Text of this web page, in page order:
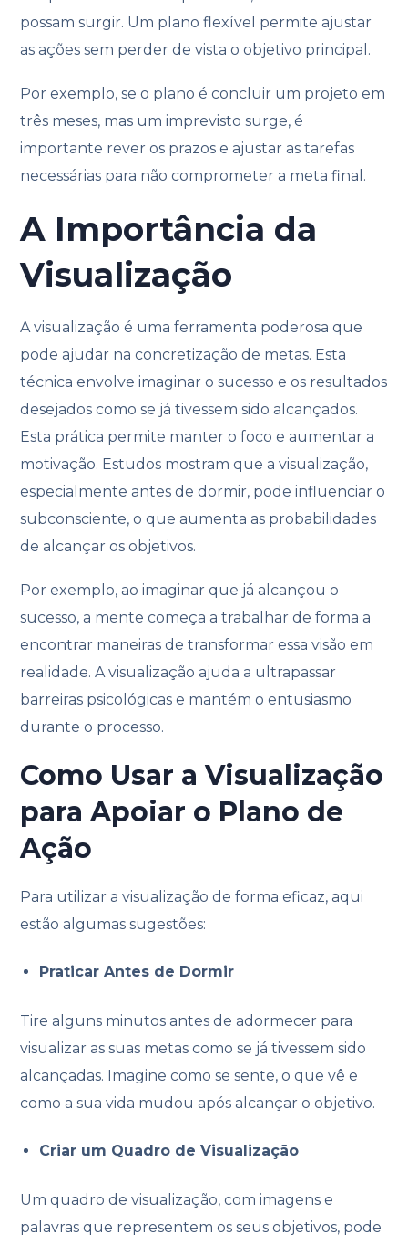
possam surgir. Um plano flexível permite ajustar
as ações sem perder de vista o objetivo principal.
Por exemplo, se o plano é concluir um projeto em
três meses, mas um imprevisto surge, é
importante rever os prazos e ajustar as tarefas
necessárias para não comprometer a meta final.
A Importância da
Visualização
A visualização é uma ferramenta poderosa que
pode ajudar na concretização de metas. Esta
técnica envolve imaginar o sucesso e os resultados
desejados como se já tivessem sido alcançados.
Esta prática permite manter o foco e aumentar a
motivação. Estudos mostram que a visualização,
especialmente antes de dormir, pode influenciar o
subconsciente, o que aumenta as probabilidades
de alcançar os objetivos.
Por exemplo, ao imaginar que já alcançou o
sucesso, a mente começa a trabalhar de forma a
encontrar maneiras de transformar essa visão em
realidade. A visualização ajuda a ultrapassar
barreiras psicológicas e mantém o entusiasmo
durante o processo.
Como Usar a Visualização
para Apoiar o Plano de
Ação
Para utilizar a visualização de forma eficaz, aqui
estão algumas sugestões:
Praticar Antes de Dormir
Tire alguns minutos antes de adormecer para
visualizar as suas metas como se já tivessem sido
alcançadas. Imagine como se sente, o que vê e
como a sua vida mudou após alcançar o objetivo.
Criar um Quadro de Visualização
Um quadro de visualização, com imagens e
palavras que representem os seus objetivos, pode